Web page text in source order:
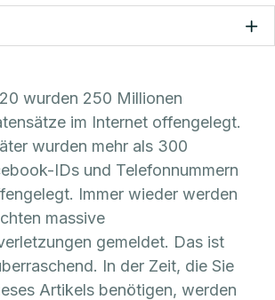
wurden 250 Millionen
im Internet offengelegt.
wurden mehr als 300
IDs und Telefonnummern
Immer wieder werden
massive
gemeldet. Das ist
In der Zeit, die Sie
Artikels benötigen, werden